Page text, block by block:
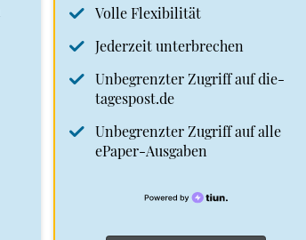
Volle Flexibilität
Jederzeit unterbrechen
Unbegrenzter Zugriff auf die-
tagespost.de
Unbegrenzter Zugriff auf alle
ePaper-Ausgaben